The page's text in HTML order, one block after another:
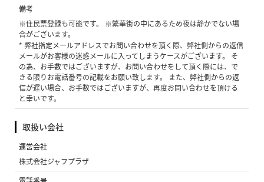
備考
※住民票登録も可能です。 ※繁華街の中にあるため夜は静かでない場
合がございます。
* 弊社指定メールアドレスでお問い合わせを頂く際、弊社側からの返信
メールがお客様の迷惑メールに入ってしまうケースがございます。 そ
の為、お手数ではございますが、お問い合わせをして頂く際には、で
きる限りお電話番号の記載をお願い致します。 また、弊社側からの返
信が遅い場合、お手数ではございますが、再度お問い合わせを頂ける
と幸いです。
取扱い会社
運営会社
株式会社ジャフプラザ